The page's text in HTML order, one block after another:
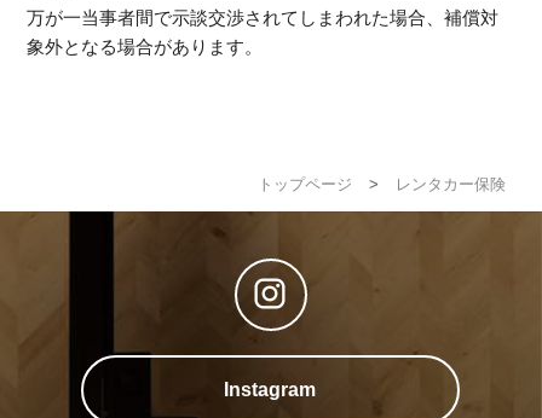
万が一当事者間で示談交渉されてしまわれた場合、補償対
象外となる場合があります。
トップページ > レンタカー保険
Instagram